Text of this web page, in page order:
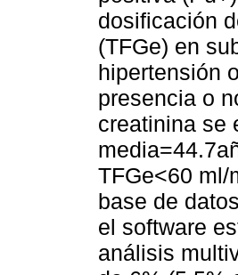
dosificación
(TFGe) en
hipertensión
presencia o
creatinina se
TFGe<60 ml/
base de
el software
análisis